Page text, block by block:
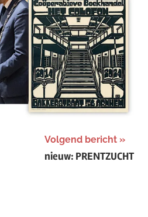
Volgend bericht
nieuw: PRENTZUCHT